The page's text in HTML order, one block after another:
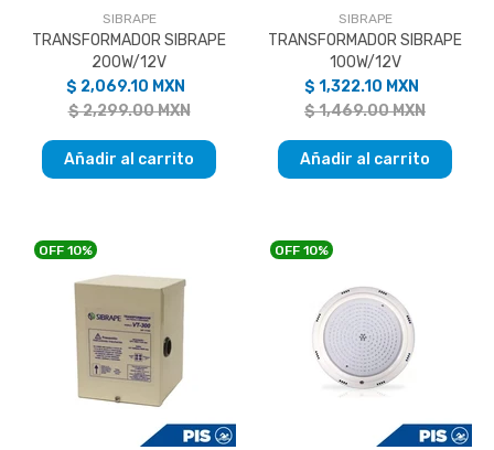
SIBRAPE
TRANSFORMADOR SIBRAPE
200W/12V
$ 2,069.10 MXN
$ 2,299.00 MXN
Añadir al carrito
SIBRAPE
TRANSFORMADOR SIBRAPE
100W/12V
$ 1,322.10 MXN
$ 1,469.00 MXN
Añadir al carrito
OFF 10% OFF 10%